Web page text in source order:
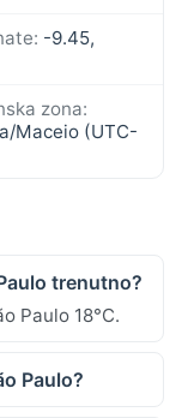
-9.45,
zona:
Maceio (UTC-
trenutno?
Paulo 18°C.
Paulo?